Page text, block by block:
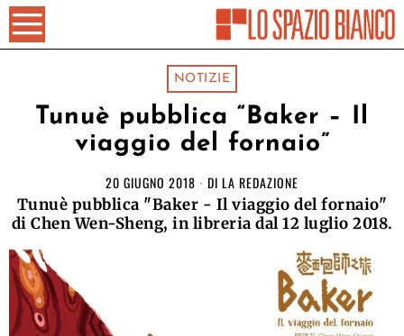
NOTIZIE
Tunuè pubblica “Baker – Il
viaggio del fornaio”
20 GIUGNO 2018 DI LA REDAZIONE
Tunuè pubblica "Baker - Il viaggio del fornaio"
di Chen Wen-Sheng, in libreria dal 12 luglio 2018.